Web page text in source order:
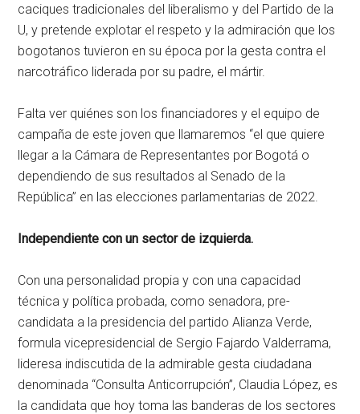
caciques tradicionales del liberalismo y del Partido de la
U, y pretende explotar el respeto y la admiración que los
bogotanos tuvieron en su época por la gesta contra el
narcotráfico liderada por su padre, el mártir.
Falta ver quiénes son los financiadores y el equipo de
campaña de este joven que llamaremos “el que quiere
llegar a la Cámara de Representantes por Bogotá o
dependiendo de sus resultados al Senado de la
República” en las elecciones parlamentarias de 2022.
Independiente con un sector de izquierda.
Con una personalidad propia y con una capacidad
técnica y política probada, como senadora, pre-
candidata a la presidencia del partido Alianza Verde,
formula vicepresidencial de Sergio Fajardo Valderrama,
lideresa indiscutida de la admirable gesta ciudadana
denominada “Consulta Anticorrupción”, Claudia López, es
la candidata que hoy toma las banderas de los sectores